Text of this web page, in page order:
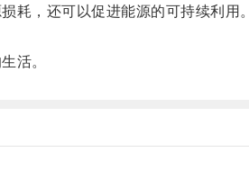
，还可以促进能源的可持续利用。
活。